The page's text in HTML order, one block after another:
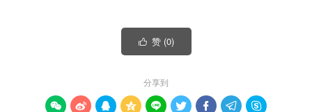
 赞 (0)
分享到
        